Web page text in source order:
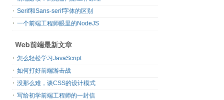
Serif和Sans-serif字体的区别
一个前端工程师眼里的NodeJS
Web前端最新文章
怎么轻松学习JavaScript
如何打好前端游击战
没那么难，谈CSS的设计模式
写给初学前端工程师的一封信